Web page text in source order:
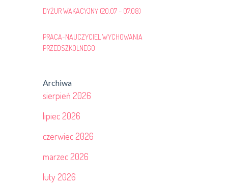
DYŻUR WAKACYJNY (20.07 – 07.08)
PRACA-NAUCZYCIEL WYCHOWANIA
PRZEDSZKOLNEGO
Archiwa
sierpień 2026
lipiec 2026
czerwiec 2026
marzec 2026
luty 2026